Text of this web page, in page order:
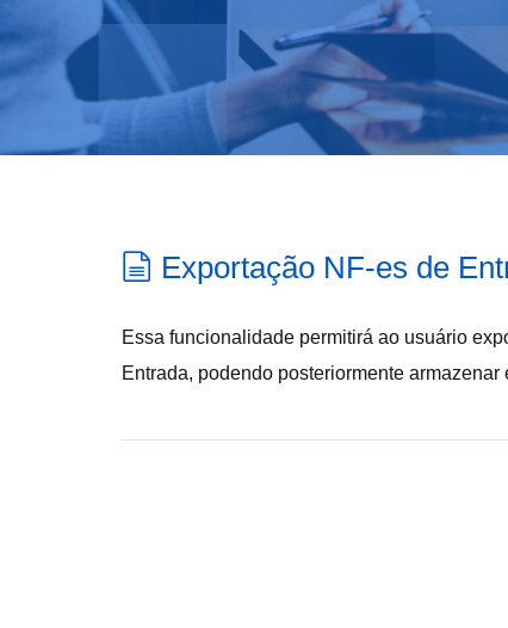
Exportação NF-es de
Essa funcionalidade permitirá ao usuário
Entrada, podendo posteriormente